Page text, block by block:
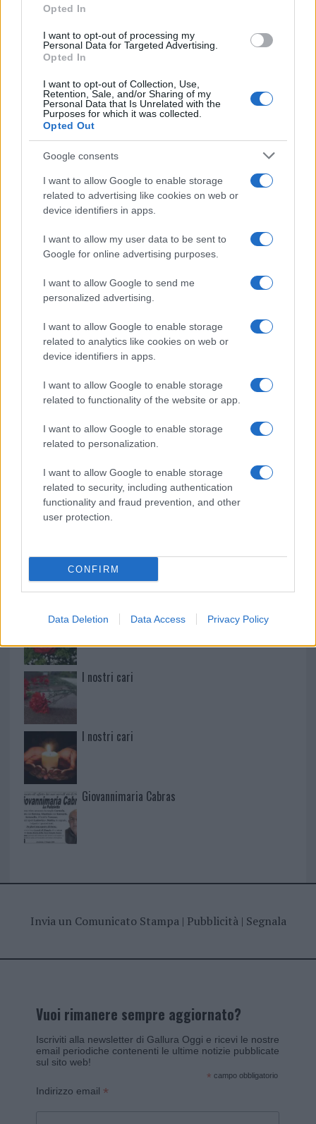
Opted In
I want to opt-out of processing my
Personal Data for Targeted Advertising.
Opted In
I want to opt-out of Collection, Use,
Retention, Sale, and/or Sharing of my
Personal Data that Is Unrelated with the
Purposes for which it was collected.
Opted Out
Google consents
I want to allow Google to enable storage
related to advertising like cookies on web or
device identifiers in apps.
I want to allow my user data to be sent to
Google for online advertising purposes.
I want to allow Google to send me
personalized advertising.
I want to allow Google to enable storage
related to analytics like cookies on web or
device identifiers in apps.
I want to allow Google to enable storage
related to functionality of the website or app.
I want to allow Google to enable storage
related to personalization.
I want to allow Google to enable storage
related to security, including authentication
functionality and fraud prevention, and other
user protection.
CONFIRM
Data Deletion Data Access Privacy Policy
Jovanotti, Gabry Ponte e Alfa: Olbia ombelico del
mondo per una notte
Giorgia Meloni a La Maddalena, la vicesindaco:
“Orgoglio e discrezione per visita privata̶…
Incendio nella notte a Olbia, a fuoco due furgoni
A fuoco un deposito con bombole, intervento dei
vigili del fuoco a Rudalza
NECROLOGIE
Mario Malu
Paolo Pinna
Martina Agostina Diturco
I nostri cari
I nostri cari
I nostri cari
Giovannimaria Cabras
Invia un Comunicato Stampa| Pubblicità| Segnala
Vuoi rimanere sempre aggiornato?
Iscriviti alla newsletter di Gallura Oggi e ricevi le nostre
email periodiche contenenti le ultime notizie pubblicate
sul sito web!
* campo obbligatorio
Indirizzo email *